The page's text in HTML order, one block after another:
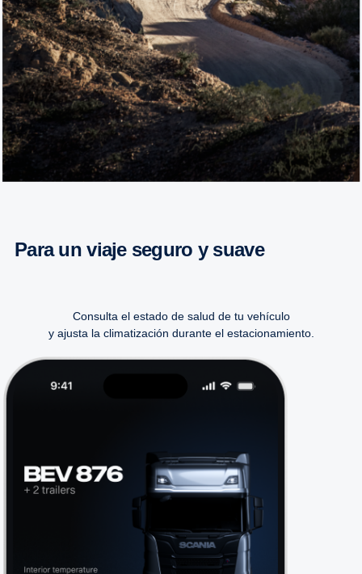
Para un viaje seguro y suave
Consulta el estado de salud de tu vehículo
y ajusta la climatización durante el estacionamiento.